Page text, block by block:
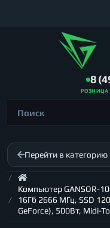
8
РОЗНИЦА
Перейти в категорию
Компьютер GANSOR-
16Гб 2666 МГц, SSD
GeForce), 500Вт, Midi-